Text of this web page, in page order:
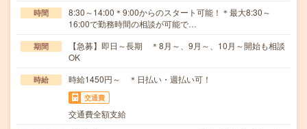
時間
8:30～14:00＊9:00からのスタート可能！＊最大8:30～
16:00で勤務時間の相談が可能で…
期間
【急募】即日～長期 ＊8月～、9月～、10月～開始も相談
OK
時給 時給1450円～ ＊日払い・週払い可！
交通費
交通費全額支給